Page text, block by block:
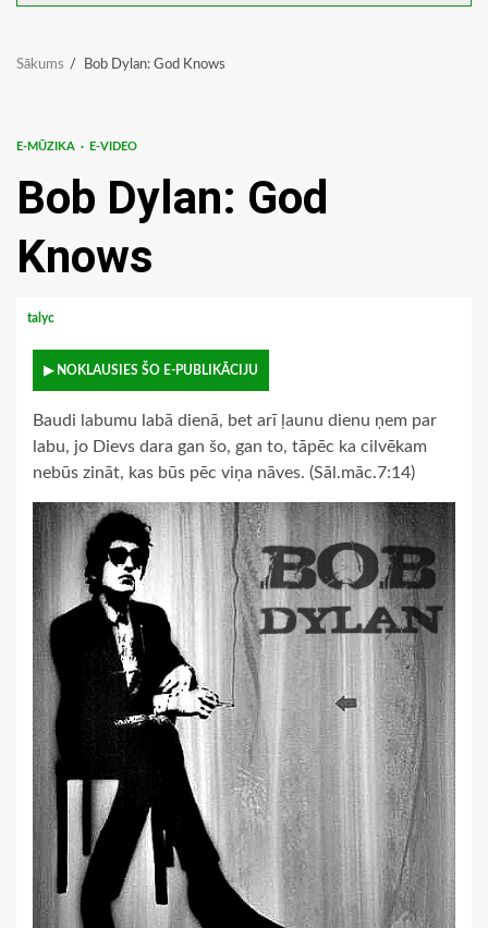
Sākums Bob Dylan: God Knows
E-MŪZIKA E-VIDEO
Bob Dylan: God
Knows
talyc
▶ NOKLAUSIES ŠO E-PUBLIKĀCIJU
Baudi labumu labā dienā, bet arī ļaunu dienu ņem par
labu, jo Dievs dara gan šo, gan to, tāpēc ka cilvēkam
nebūs zināt, kas būs pēc viņa nāves. (Sāl.māc.7:14)